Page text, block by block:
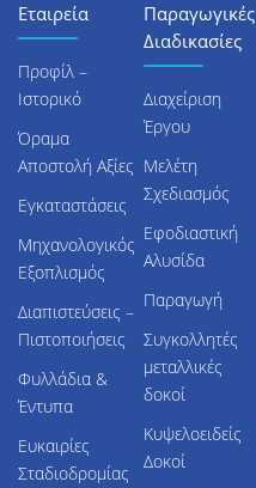
Εταιρεία
Προφίλ –
Ιστορικό
Όραμα
Αποστολή Αξίες
Εγκαταστάσεις
Μηχανολογικός
Εξοπλισμός
Διαπιστεύσεις –
Πιστοποιήσεις
Φυλλάδια &
Έντυπα
Ευκαιρίες
Σταδιοδρομίας
Παραγωγικές
Διαδικασίες
Διαχείριση
Έργου
Μελέτη
Σχεδιασμός
Εφοδιαστική
Αλυσίδα
Παραγωγή
Συγκολλητές
μεταλλικές
δοκοί
Κυψελοειδείς
Δοκοί